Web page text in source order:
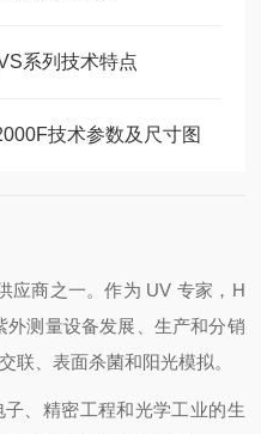
系列技术特点
技术参数及尺寸图
应商之一。作为 UV 专家，H
测量设备发展、生产和分销
联、表面杀菌和阳光模拟。
、精密工程和光学工业的生